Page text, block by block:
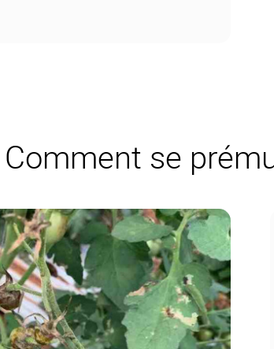
Comment se